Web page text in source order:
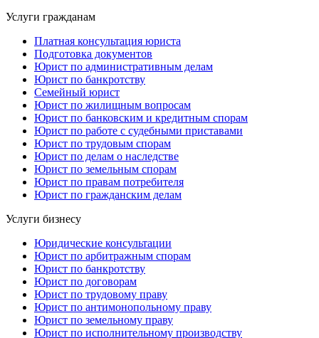
Услуги гражданам
Платная консультация юриста
Подготовка документов
Юрист по административным делам
Юрист по банкротству
Семейный юрист
Юрист по жилищным вопросам
Юрист по банковским и кредитным спорам
Юрист по работе с судебными приставами
Юрист по трудовым спорам
Юрист по делам о наследстве
Юрист по земельным спорам
Юрист по правам потребителя
Юрист по гражданским делам
Услуги бизнесу
Юридические консультации
Юрист по арбитражным спорам
Юрист по банкротству
Юрист по договорам
Юрист по трудовому праву
Юрист по антимонопольному праву
Юрист по земельному праву
Юрист по исполнительному производству